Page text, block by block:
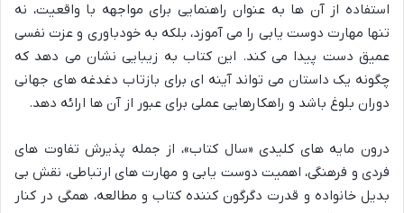
استفاده از آن ها به عنوان راهنمایی برای مواجهه با واقعیت، نه
تنها مهارت دوست یابی را می آموزد، بلکه به خودباوری و عزت نفسی
عمیق دست پیدا می کند. این کتاب به زیبایی نشان می دهد که
چگونه یک داستان می تواند آینه ای برای بازتاب دغدغه های جهانی
دوران بلوغ باشد و راهکارهایی عملی برای عبور از آن ها ارائه دهد.
درون مایه های کلیدی «سال کتاب»، از جمله پذیرش تفاوت های
فردی و فرهنگی، اهمیت دوست یابی و مهارت های ارتباطی، نقش بی
بدیل خانواده و قدرت دگرگون کننده کتاب و مطالعه، همگی در کنار